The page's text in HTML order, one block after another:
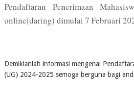
Pendaftaran Penerimaan
online(daring) dimulai 7 Februari
Demikianlah informasi mengenai
(UG) 2024-2025 semoga berguna bagi